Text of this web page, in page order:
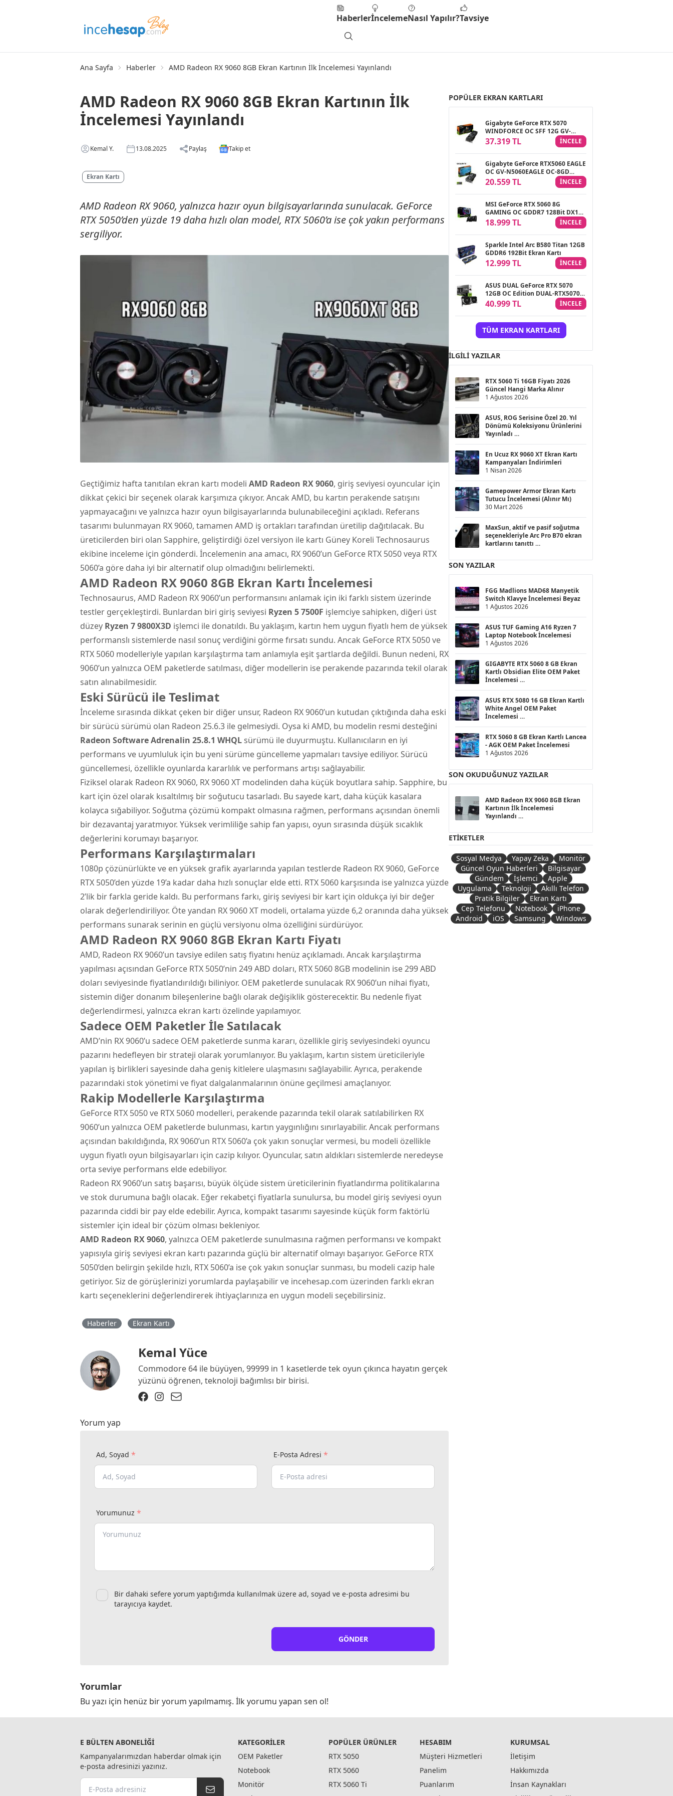
HaberlerİncelemeNasıl Yapılır?Tavsiye
Ana Sayfa Haberler AMD Radeon RX 9060 8GB Ekran Kartının İlk İncelemesi Yayınlandı
AMD Radeon RX 9060 8GB Ekran Kartının İlk
İncelemesi Yayınlandı
Kemal Y. 13.08.2025 Paylaş Takip et
Ekran Kartı
AMD Radeon RX 9060, yalnızca hazır oyun bilgisayarlarında sunulacak. GeForce
RTX 5050’den yüzde 19 daha hızlı olan model, RTX 5060’a ise çok yakın performans
sergiliyor.
Geçtiğimiz hafta tanıtılan ekran kartı modeli AMD Radeon RX 9060, giriş seviyesi oyuncular için
dikkat çekici bir seçenek olarak karşımıza çıkıyor. Ancak AMD, bu kartın perakende satışını
yapmayacağını ve yalnızca hazır oyun bilgisayarlarında bulunabileceğini açıkladı. Referans
tasarımı bulunmayan RX 9060, tamamen AMD iş ortakları tarafından üretilip dağıtılacak. Bu
üreticilerden biri olan Sapphire, geliştirdiği özel versiyon ile kartı Güney Koreli Technosaurus
ekibine inceleme için gönderdi. İncelemenin ana amacı, RX 9060’un GeForce RTX 5050 veya RTX
5060’a göre daha iyi bir alternatif olup olmadığını belirlemekti.
AMD Radeon RX 9060 8GB Ekran Kartı İncelemesi
Technosaurus, AMD Radeon RX 9060’un performansını anlamak için iki farklı sistem üzerinde
testler gerçekleştirdi. Bunlardan biri giriş seviyesi Ryzen 5 7500F işlemciye sahipken, diğeri üst
düzey Ryzen 7 9800X3D işlemci ile donatıldı. Bu yaklaşım, kartın hem uygun fiyatlı hem de yüksek
performanslı sistemlerde nasıl sonuç verdiğini görme fırsatı sundu. Ancak GeForce RTX 5050 ve
RTX 5060 modelleriyle yapılan karşılaştırma tam anlamıyla eşit şartlarda değildi. Bunun nedeni, RX
9060’un yalnızca OEM paketlerde satılması, diğer modellerin ise perakende pazarında tekil olarak
satın alınabilmesidir.
Eski Sürücü ile Teslimat
İnceleme sırasında dikkat çeken bir diğer unsur, Radeon RX 9060’un kutudan çıktığında daha eski
bir sürücü sürümü olan Radeon 25.6.3 ile gelmesiydi. Oysa ki AMD, bu modelin resmi desteğini
Radeon Software Adrenalin 25.8.1 WHQLsürümü ile duyurmuştu. Kullanıcıların en iyi
performans ve uyumluluk için bu yeni sürüme güncelleme yapmaları tavsiye ediliyor. Sürücü
güncellemesi, özellikle oyunlarda kararlılık ve performans artışı sağlayabilir.
Fiziksel olarak Radeon RX 9060, RX 9060 XT modelinden daha küçük boyutlara sahip. Sapphire, bu
kart için özel olarak kısaltılmış bir soğutucu tasarladı. Bu sayede kart, daha küçük kasalara
kolayca sığabiliyor. Soğutma çözümü kompakt olmasına rağmen, performans açısından önemli
bir dezavantaj yaratmıyor. Yüksek verimliliğe sahip fan yapısı, oyun sırasında düşük sıcaklık
değerlerini korumayı başarıyor.
Performans Karşılaştırmaları
1080p çözünürlükte ve en yüksek grafik ayarlarında yapılan testlerde Radeon RX 9060, GeForce
RTX 5050’den yüzde 19’a kadar daha hızlı sonuçlar elde etti. RTX 5060 karşısında ise yalnızca yüzde
2’lik bir farkla geride kaldı. Bu performans farkı, giriş seviyesi bir kart için oldukça iyi bir değer
olarak değerlendiriliyor. Öte yandan RX 9060 XT modeli, ortalama yüzde 6,2 oranında daha yüksek
performans sunarak serinin en güçlü versiyonu olma özelliğini sürdürüyor.
AMD Radeon RX 9060 8GB Ekran Kartı Fiyatı
AMD, Radeon RX 9060’un tavsiye edilen satış fiyatını henüz açıklamadı. Ancak karşılaştırma
yapılması açısından GeForce RTX 5050’nin 249 ABD doları, RTX 5060 8GB modelinin ise 299 ABD
doları seviyesinde fiyatlandırıldığı biliniyor. OEM paketlerde sunulacak RX 9060’un nihai fiyatı,
sistemin diğer donanım bileşenlerine bağlı olarak değişiklik gösterecektir. Bu nedenle fiyat
değerlendirmesi, yalnızca ekran kartı özelinde yapılamıyor.
Sadece OEM Paketler İle Satılacak
AMD’nin RX 9060’u sadece OEM paketlerde sunma kararı, özellikle giriş seviyesindeki oyuncu
pazarını hedefleyen bir strateji olarak yorumlanıyor. Bu yaklaşım, kartın sistem üreticileriyle
yapılan iş birlikleri sayesinde daha geniş kitlelere ulaşmasını sağlayabilir. Ayrıca, perakende
pazarındaki stok yönetimi ve fiyat dalgalanmalarının önüne geçilmesi amaçlanıyor.
Rakip Modellerle Karşılaştırma
GeForce RTX 5050 ve RTX 5060 modelleri, perakende pazarında tekil olarak satılabilirken RX
9060’un yalnızca OEM paketlerde bulunması, kartın yaygınlığını sınırlayabilir. Ancak performans
açısından bakıldığında, RX 9060’un RTX 5060’a çok yakın sonuçlar vermesi, bu modeli özellikle
uygun fiyatlı oyun bilgisayarları için cazip kılıyor. Oyuncular, satın aldıkları sistemlerde neredeyse
orta seviye performans elde edebiliyor.
Radeon RX 9060’un satış başarısı, büyük ölçüde sistem üreticilerinin fiyatlandırma politikalarına
ve stok durumuna bağlı olacak. Eğer rekabetçi fiyatlarla sunulursa, bu model giriş seviyesi oyun
pazarında ciddi bir pay elde edebilir. Ayrıca, kompakt tasarımı sayesinde küçük form faktörlü
sistemler için ideal bir çözüm olması bekleniyor.
AMD Radeon RX 9060, yalnızca OEM paketlerde sunulmasına rağmen performansı ve kompakt
yapısıyla giriş seviyesi ekran kartı pazarında güçlü bir alternatif olmayı başarıyor. GeForce RTX
5050’den belirgin şekilde hızlı, RTX 5060’a ise çok yakın sonuçlar sunması, bu modeli cazip hale
getiriyor. Siz de görüşlerinizi yorumlarda paylaşabilir ve incehesap.com üzerinden farklı ekran
kartı seçeneklerini değerlendirerek ihtiyaçlarınıza en uygun modeli seçebilirsiniz.
Haberler Ekran Kartı
Kemal Yüce
Commodore 64 ile büyüyen, 99999 in 1 kasetlerde tek oyun çıkınca hayatın gerçek
yüzünü öğrenen, teknoloji bağımlısı bir birisi.
Yorum yap
Ad, Soyad * E-Posta Adresi *
Yorumunuz *
Bir dahaki sefere yorum yaptığımda kullanılmak üzere ad, soyad ve e-posta adresimi bu
tarayıcıya kaydet.
GÖNDER
Yorumlar
Bu yazı için henüz bir yorum yapılmamış. İlk yorumu yapan sen ol!
POPÜLER EKRAN KARTLARI
Gigabyte GeForce RTX 5070
WINDFORCE OC SFF 12G GV-
N5070WF3OC-12GD GDDR7
192Bit Gaming Ekran Kartı
37.319 TL INCELE
Gigabyte GeForce RTX5060 EAGLE
OC GV-N5060EAGLE OC-8GD
GDDR7 8GB 128Bit Gaming Ekran
Kartı
20.559 TL INCELE
MSI GeForce RTX 5060 8G
GAMING OC GDDR7 128Bit DX12
DLSS 4 Gaming (Oyuncu) Ekran
Kartı
18.999 TL INCELE
Sparkle Intel Arc B580 Titan 12GB
GDDR6 192Bit Ekran Kartı
12.999 TL INCELE
ASUS DUAL GeForce RTX 5070
12GB OC Edition DUAL-RTX5070-
O12G GDDR7 192Bit Gaming
Ekran Kartı
40.999 TL INCELE
TÜM EKRAN KARTLARI
İLGILI YAZILAR
RTX 5060 Ti 16GB Fiyatı 2026
Güncel Hangi Marka Alınır
1 Ağustos 2026
ASUS, ROG Serisine Özel 20. Yıl
Dönümü Koleksiyonu Ürünlerini
Yayınladı
En Ucuz RX 9060 XT Ekran Kartı
Kampanyaları İndirimleri
1 Nisan 2026
Gamepower Armor Ekran Kartı
Tutucu İncelemesi (Alınır Mı)
30 Mart 2026
MaxSun, aktif ve pasif soğutma
seçenekleriyle Arc Pro B70 ekran
kartlarını tanıttı
SON YAZILAR
FGG Madlions MAD68 Manyetik
Switch Klavye İncelemesi Beyaz
1 Ağustos 2026
ASUS TUF Gaming A16 Ryzen 7
Laptop Notebook İncelemesi
1 Ağustos 2026
GIGABYTE RTX 5060 8 GB Ekran
Kartlı Obsidian Elite OEM Paket
İncelemesi
ASUS RTX 5080 16 GB Ekran Kartlı
White Angel OEM Paket
İncelemesi
RTX 5060 8 GB Ekran Kartlı Lancea
- AGK OEM Paket İncelemesi
1 Ağustos 2026
SON OKUDUĞUNUZ YAZILAR
AMD Radeon RX 9060 8GB Ekran
Kartının İlk İncelemesi
Yayınlandı
ETIKETLER
Sosyal Medya Yapay Zeka
Monitör
Güncel Oyun Haberleri
Bilgisayar
Gündem
İşlemci
Apple
Uygulama
Teknoloji
Akıllı Telefon
Pratik Bilgiler
Ekran Kartı
Cep Telefonu
Notebook
iPhone
Android
iOS Samsung Windows
E BÜLTEN ABONELIĞI
Kampanyalarımızdan haberdar olmak için
e-posta adresinizi yazınız.
KATEGORILER
OEM Paketler
Notebook
Monitör
POPÜLER ÜRÜNLER
RTX 5050
RTX 5060
RTX 5060 Ti
HESABIM
Müşteri Hizmetleri
Panelim
Puanlarım
KURUMSAL
İletişim
Hakkımızda
İnsan Kaynakları